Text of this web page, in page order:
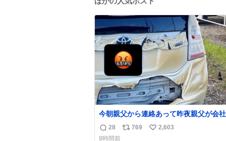
今朝親父から連絡あって昨夜親父が会
いてたプリウスが燃えたらしく、距離
でバッテリーイカれてたか？って思っ
返
28
リ
769
い
2,603
8時間前